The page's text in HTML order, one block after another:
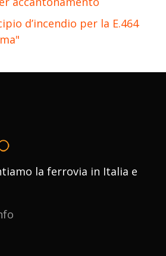
d’incendio per la E.464
la ferrovia in Italia e